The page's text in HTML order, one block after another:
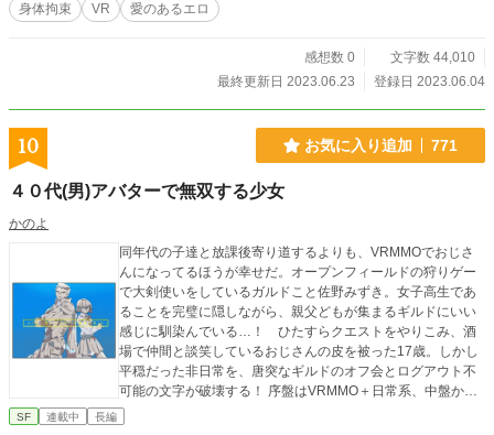
身体拘束
VR 愛のあるエロ
感想数 0
文字数 44,010
最終更新日 2023.06.23
登録日 2023.06.04
10 お気に入り追加 771
４０代(男)アバターで無双する少女
かのよ
同年代の子達と放課後寄り道するよりも、VRMMOでおじさ
んになってるほうが幸せだ。オープンフィールドの狩りゲー
で大剣使いをしているガルドこと佐野みずき。女子高生であ
ることを完璧に隠しながら、親父どもが集まるギルドにいい
感じに馴染んでいる…！ ひたすらクエストをやりこみ、酒
場で仲間と談笑しているおじさんの皮を被った17歳。しかし
平穏だった非日常を、唐突なギルドのオフ会とログアウト不
可能の文字が破壊する！ 序盤はVRMMO＋日常系、中盤から
転移系の物語に移行していきます。 表紙は茶二三様から頂き
SF 連載中 長編